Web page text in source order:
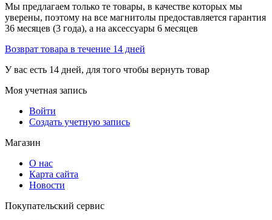
Мы предлагаем только те товары, в качестве которых мы
уверены, поэтому на все магнитолы предоставляется гарантия
36 месяцев (3 года), а на аксессуары 6 месяцев
Возврат товара в течение 14 дней
У вас есть 14 дней, для того чтобы вернуть товар
Моя учетная запись
Войти
Создать учетную запись
Магазин
О нас
Карта сайта
Новости
Покупательский сервис